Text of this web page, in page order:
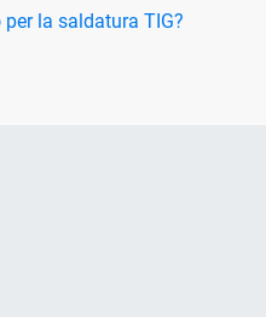
la saldatura TIG?